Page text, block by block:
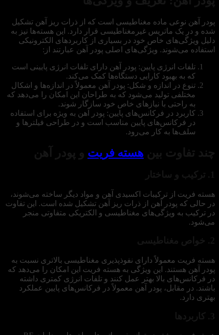
پودر آهن نوعی ماده مغناطیسی است که از ذرات ریز آهن تشکیل
شده و در یک ماتریس غیرمغناطیسی قرار دارد. این هسته‌ها نیز به
دلیل ویژگی‌های خاص خود در بسیاری از کاربردهای الکترونیکی
استفاده می‌شوند. ویژگی‌های اصلی پودر آهن عبارتند از:
تلفات انرژی پایین: پودر آهن دارای تلفات انرژی پایینی است
که به بهبود کارایی دستگاه‌ها کمک می‌کند.
تنوع در اندازه و شکل: پودر آهن معمولاً در اندازه‌ها و اشکال
مختلفی تولید می‌شود که به طراحان این امکان را می‌دهد که
به راحتی با نیازهای خاص خود سازگار شوند.
کاربرد در فرکانس‌های پایین: پودر آهن به ویژه برای استفاده
در فرکانس‌های پایین مناسب است و در طراحی فیلترها و
سلف‌ها به کار می‌رود.
هسته‌ فریت
هسته فریت از ترکیبات اکسیدی آهن و مواد دیگر ساخته می‌شوند،
در حالی که پودر آهن از ذرات ریز آهن تشکیل شده است. این تفاوت
در ترکیب به ویژگی‌های مغناطیسی و الکتریکی متفاوتی منجر
می‌شود.
هسته فریت معمولاً دارای نفوذپذیری مغناطیسی بالاتری نسبت به
پودر آهن هستند. این ویژگی به هسته فریت این امکان را می‌دهد که
در فرکانس‌های بالا بهتر عمل کنند و تلفات انرژی کمتری داشته
باشند. در مقابل، پودر آهن معمولاً در فرکانس‌های پایین عملکرد
بهتری دارد.